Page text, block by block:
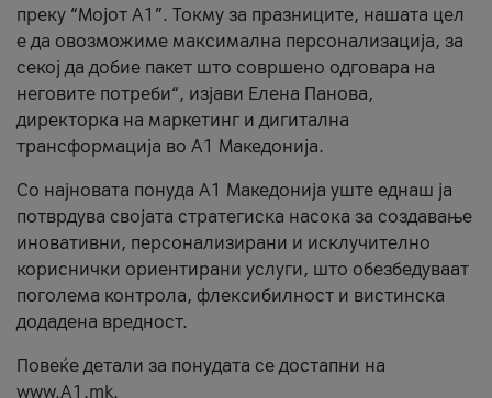
преку “Мојот А1”. Токму за празниците, нашата цел
е да овозможиме максимална персонализација, за
секој да добие пакет што совршено одговара на
неговите потреби“, изјави Елена Панова,
директорка на маркетинг и дигитална
трансформација во А1 Македонија.
Со најновата понуда А1 Македонија уште еднаш ја
потврдува својата стратегиска насока за создавање
иновативни, персонализирани и исклучително
кориснички ориентирани услуги, што обезбедуваат
поголема контрола, флексибилност и вистинска
додадена вредност.
Повеќе детали за понудата се достапни на
www.А1.mk.